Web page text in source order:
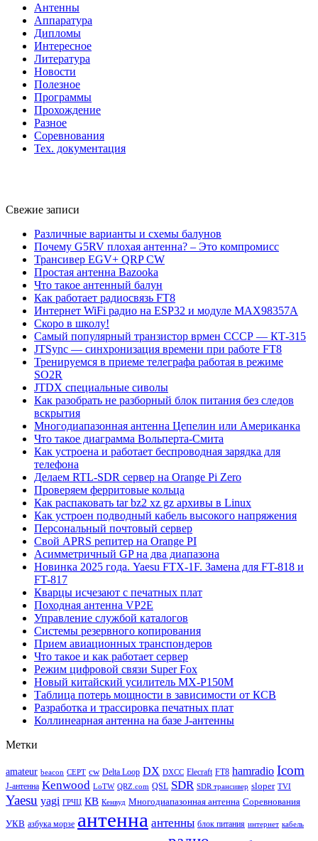
Антенны
Аппаратура
Дипломы
Интересное
Литература
Новости
Полезное
Программы
Прохождение
Разное
Соревнования
Тех. документация
Свежие записи
Различные варианты и схемы балунов
Почему G5RV плохая антенна? – Это компромисс
Трансивер EGV+ QRP CW
Простая антенна Bazooka
Что такое антенный балун
Как работает радиосвязь FT8
Интернет WiFi радио на ESP32 и модуле MAX98357A
Скоро в школу!
Самый популярный транзистор врмен СССР — КТ-315
JTSync — синхронизация времени при работе FT8
Тренируемся в приеме телеграфа работая в режиме
SO2R
JTDX специальные сиволы
Как разобрать не разборный блок питания без следов
вскрытия
Многодиапазонная антенна Цепелин или Американка
Что такое диаграмма Вольперта-Смита
Как устроена и работает беспроводная зарядка для
телефона
Делаем RTL-SDR сервер на Orange Pi Zero
Проверяем ферритовые кольца
Как распаковать tar bz2 xz gz архивы в Linux
Как устроен подводный кабель высокого напряжения
Персональный почтовый сервер
Свой APRS репитер на Orange PI
Асимметричный GP на два диапазона
Новинка 2025 года. Yaesu FTX-1F. Замена для FT-818 и
FT-817
Кварцы исчезают с печатных плат
Походная антенна VP2E
Управление службой каталогов
Системы резервного копирования
Прием авиационных транспондеров
Что такое и как работает сервер
Режим цифровой связи Super Fox
Новый китайский усилитель MX-P150M
Таблица потерь мощности в зависимости от КСВ
Разработка и трассировка печатных плат
Коллинеарная антенна на базе J-антенны
Метки
amateur beacon CEPT cw Delta Loop DX DXCC Elecraft FT8 hamradio Icom
J-антенна Kenwood LoTW QRZ.com QSL SDR SDR трансивер sloper TVI
Yaesu yagi ГРЧЦ КВ Кенвуд Многодиапазонная антенна Соревнования
УКВ азбука морзе антенна антенны блок питания интернет кабель